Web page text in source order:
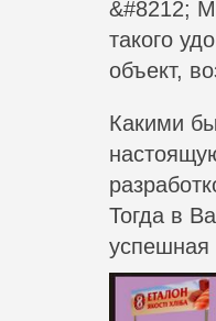
&#8212;
такого
объект,
Какими
Тогда в
успешная